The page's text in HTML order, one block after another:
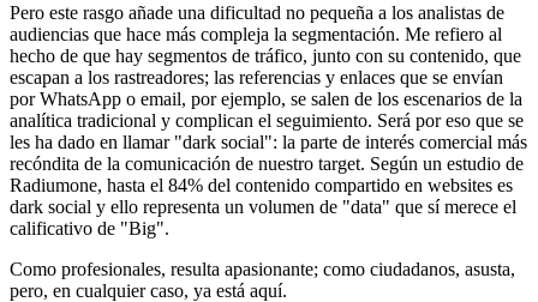
Pero este rasgo añade una dificultad no pequeña a los analistas de
audiencias que hace más compleja la segmentación. Me refiero al
hecho de que hay segmentos de tráfico, junto con su contenido, que
escapan a los rastreadores; las referencias y enlaces que se envían
por WhatsApp o email, por ejemplo, se salen de los escenarios de la
analítica tradicional y complican el seguimiento. Será por eso que se
les ha dado en llamar "dark social": la parte de interés comercial más
recóndita de la comunicación de nuestro target. Según un estudio de
Radiumone, hasta el 84% del contenido compartido en websites es
dark social y ello representa un volumen de "data" que sí merece el
calificativo de "Big".
Como profesionales, resulta apasionante; como ciudadanos, asusta,
pero, en cualquier caso, ya está aquí.